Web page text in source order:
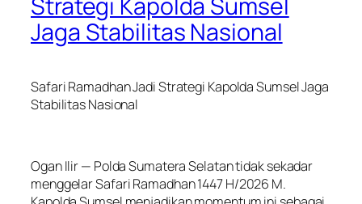
Jaga Stabilitas Nasional
Safari Ramadhan Jadi Strategi Kapolda Sumsel Jaga
Stabilitas Nasional
Ogan Ilir — Polda Sumatera Selatan tidak sekadar
menggelar Safari Ramadhan 1447 H/2026 M.